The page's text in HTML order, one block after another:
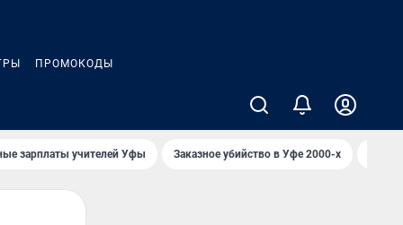
ПРОМОКОДЫ
зарплаты учителей Уфы Заказное убийство в Уфе 2000-х